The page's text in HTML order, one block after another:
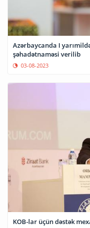
Azərbaycanda I
şəhadətnaməsi verilib
03-08-2023
KOB-lar üçün dəstək